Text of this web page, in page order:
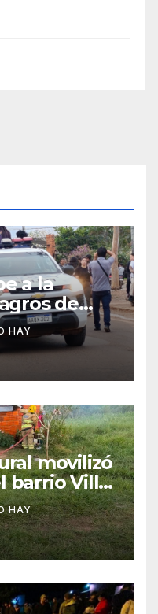
a la
de
HAY
movilizó
barrio Villa
HAY